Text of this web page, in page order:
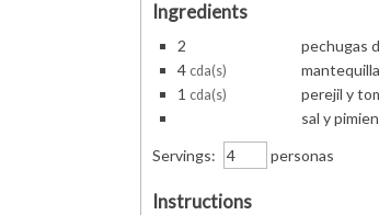
Ingredients
2 pechugas
4 cda(s)
mantequilla
1 cda(s) perejil y
sal y
Servings: personas
Instructions